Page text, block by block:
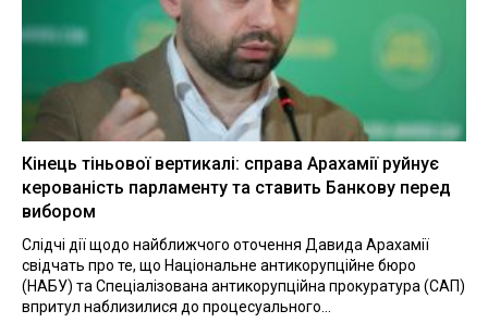
Кінець тіньової вертикалі: справа Арахамії руйнує
керованість парламенту та ставить Банкову перед
вибором
Слідчі дії щодо найближчого оточення Давида Арахамії
свідчать про те, що Національне антикорупційне бюро
(НАБУ) та Спеціалізована антикорупційна прокуратура (САП)
впритул наблизилися до процесуального...